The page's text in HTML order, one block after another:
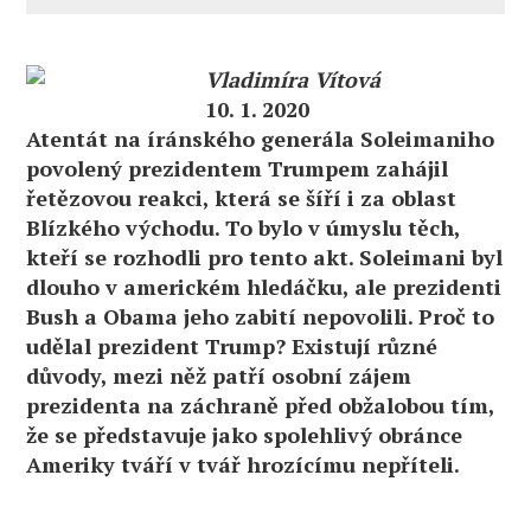
Vladimíra Vítová
10. 1. 2020
Atentát na íránského generála Soleimaniho
povolený prezidentem Trumpem zahájil
řetězovou reakci, která se šíří i za oblast
Blízkého východu. To bylo v úmyslu těch,
kteří se rozhodli pro tento akt. Soleimani byl
dlouho v americkém hledáčku, ale prezidenti
Bush a Obama jeho zabití nepovolili. Proč to
udělal prezident Trump? Existují různé
důvody, mezi něž patří osobní zájem
prezidenta na záchraně před obžalobou tím,
že se představuje jako spolehlivý obránce
Ameriky tváří v tvář hrozícímu nepříteli.